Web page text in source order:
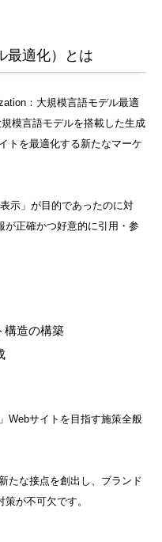
最適化）とは
：大規模言語モデル最適
模言語モデルを搭載した生成
トを最適化する新たなマーケ
示」が目的であったのに対
が正確かつ好意的に引用・参
構造の構築
Webサイトを目指す施策全般
たな接点を創出し、ブランド
が不可欠です。